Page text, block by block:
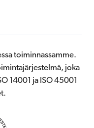
toiminnassamme.
joka
14001 ja ISO 45001